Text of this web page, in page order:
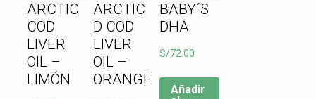
ARCTIC
COD
LIVER
OIL –
LIMÓN
ARCTIC
D COD
LIVER
OIL –
ORANGE
BABY´S
DHA
S/72.00
Añadir